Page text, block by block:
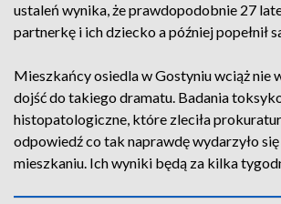
ustaleń wynika, że prawdopodobnie 27
partnerkę i ich dziecko a później popełnił
Mieszkańcy osiedla w Gostyniu wciąż nie
dojść do takiego dramatu. Badania
histopatologiczne, które zleciła
odpowiedź co tak naprawdę wydarzyło
mieszkaniu. Ich wyniki będą za kilka